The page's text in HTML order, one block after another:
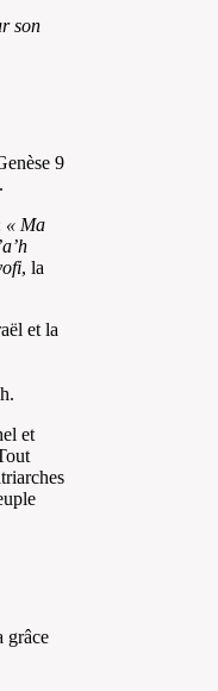
son
9
« Ma
, la
et la
et
grâce